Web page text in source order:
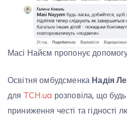
Масі Найєм пропонує
Освітня омбудсменка Надія
для ТСН.ua розповіла, що
приниження честі та гідності